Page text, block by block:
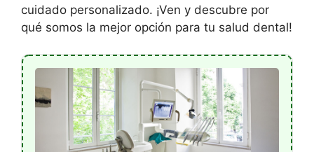
cuidado personalizado. ¡Ven y descubre por
qué somos la mejor opción para tu salud dental!